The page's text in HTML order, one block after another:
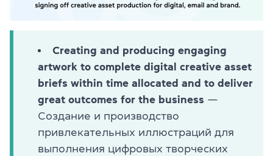
Creating and producing engaging
artwork to complete digital creative asset
briefs within time allocated and to deliver
great outcomes for the business —
Создание и производство
привлекательных иллюстраций для
выполнения цифровых творческих